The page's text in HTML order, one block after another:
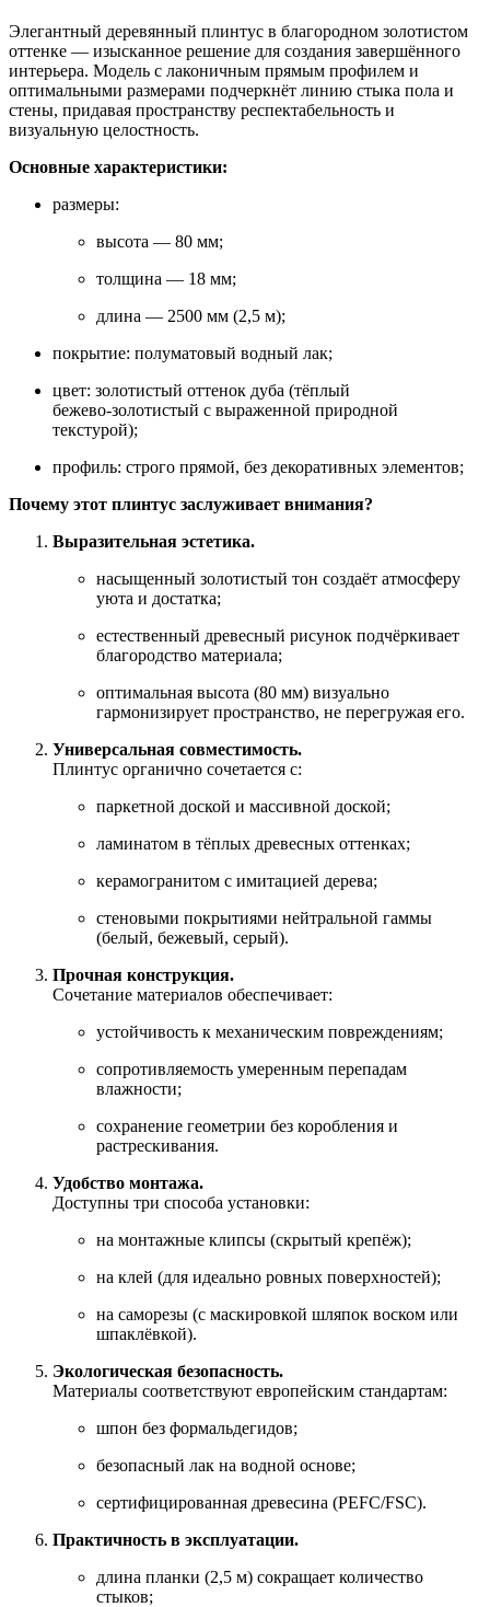
Элегантный деревянный плинтус в благородном золотистом
оттенке — изысканное решение для создания завершённого
интерьера. Модель с лаконичным прямым профилем и
оптимальными размерами подчеркнёт линию стыка пола и
стены, придавая пространству респектабельность и
визуальную целостность.
Основные характеристики:
размеры:
высота — 80 мм;
толщина — 18 мм;
длина — 2500 мм (2,5 м);
покрытие: полуматовый водный лак;
цвет: золотистый оттенок дуба (тёплый
бежево‑золотистый с выраженной природной
текстурой);
профиль: строго прямой, без декоративных элементов;
Почему этот плинтус заслуживает внимания?
Выразительная эстетика.
насыщенный золотистый тон создаёт атмосферу
уюта и достатка;
естественный древесный рисунок подчёркивает
благородство материала;
оптимальная высота (80 мм) визуально
гармонизирует пространство, не перегружая его.
Универсальная совместимость.
Плинтус органично сочетается с:
паркетной доской и массивной доской;
ламинатом в тёплых древесных оттенках;
керамогранитом с имитацией дерева;
стеновыми покрытиями нейтральной гаммы
(белый, бежевый, серый).
Прочная конструкция.
Сочетание материалов обеспечивает:
устойчивость к механическим повреждениям;
сопротивляемость умеренным перепадам
влажности;
сохранение геометрии без коробления и
растрескивания.
Удобство монтажа.
Доступны три способа установки:
на монтажные клипсы (скрытый крепёж);
на клей (для идеально ровных поверхностей);
на саморезы (с маскировкой шляпок воском или
шпаклёвкой).
Экологическая безопасность.
Материалы соответствуют европейским стандартам:
шпон без формальдегидов;
безопасный лак на водной основе;
сертифицированная древесина (PEFC/FSC).
Практичность в эксплуатации.
длина планки (2,5 м) сокращает количество
стыков;